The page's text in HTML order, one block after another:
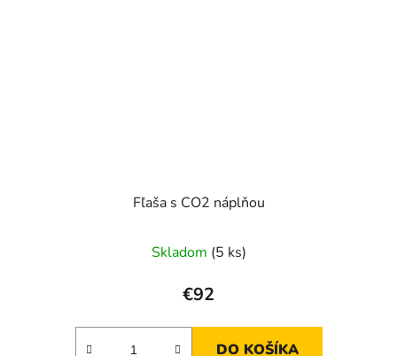
Fľaša s CO2 náplňou
Skladom (5 ks)
€92
DO KOŠÍKA